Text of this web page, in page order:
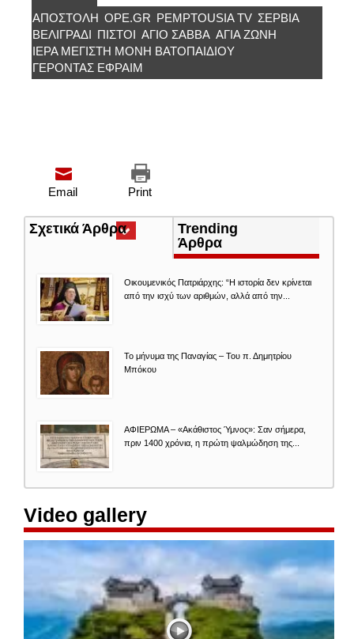
ΑΠΟΣΤΟΛΉ OPE.GR PEMPTOUSIA TV ΣΕΡΒΊΑ
ΒΕΛΙΓΡΑΔΙ ΠΙΣΤΟΊ ΆΓΙΟ ΣΆΒΒΑ ΑΓΙΑ ΖΩΝΗ
ΙΕΡΑ ΜΕΓΙΣΤΗ ΜΟΝΗ ΒΑΤΟΠΑΙΔΊΟΥ
ΓΈΡΟΝΤΑΣ ΕΦΡΑΊΜ
Print
Email
Σχετικά Άρθρα(ενεργή
καρτέλα)
Trending
Άρθρα
Οικουμενικός Πατριάρχης: “Η ιστορία δεν κρίνεται
από την ισχύ των αριθμών, αλλά από την...
Το μήνυμα της Παναγίας – Του π. Δημητρίου
Μπόκου
ΑΦΙΕΡΩΜΑ – «Ακάθιστος Ύμνος»: Σαν σήμερα,
πριν 1400 χρόνια, η πρώτη ψαλμώδηση της...
Video gallery